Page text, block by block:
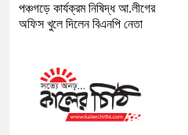
পঞ্চগড়ে কার্যক্রম নিষিদ্ধ আ.লীগের
অফিস খুলে দিলেন বিএনপি নেতা